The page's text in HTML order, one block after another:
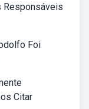
Responsáveis
Foi
Citar